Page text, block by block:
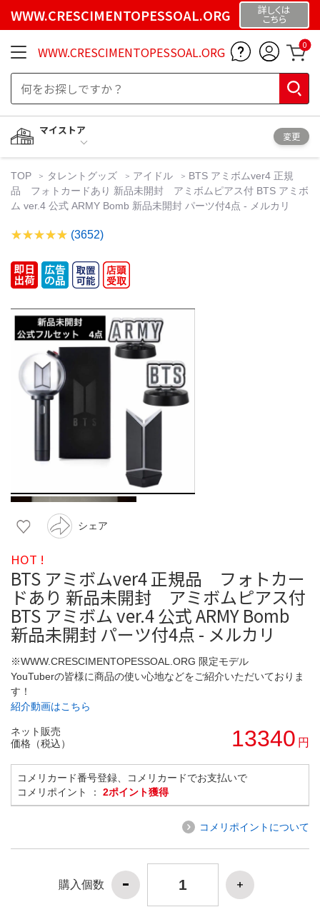
WWW.CRESCIMENTOPESSOAL.ORG 詳しくは
こちら
WWW.CRESCIMENTOPESSOAL.ORG 0
マイストア
変更
TOP タレントグッズ アイドル
BTS アミボムver4 正規
品 フォトカードあり 新品未開封 アミボムピアス付 BTS アミボ
ム ver.4 公式 ARMY Bomb 新品未開封 パーツ付4点 - メルカリ
(3652)
シェア
HOT !
BTS アミボムver4 正規品 フォトカー
ドあり 新品未開封 アミボムピアス付
BTS アミボム ver.4 公式 ARMY Bomb
新品未開封 パーツ付4点 - メルカリ
※WWW.CRESCIMENTOPESSOAL.ORG 限定モデル
YouTuberの皆様に商品の使い心地などをご紹介いただいておりま
す！
紹介動画はこちら
ネット販売
価格（税込）
13340 円
コメリカード番号登録、コメリカードでお支払いで
コメリポイント ： 2ポイント獲得
コメリポイントについて
購入個数